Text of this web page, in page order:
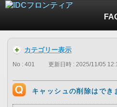
カテゴリー表示
No : 401 更新日時 : 2025/11/05
キャッシュの削除はでき